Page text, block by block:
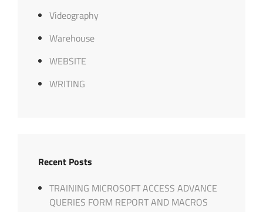
Videography
Warehouse
WEBSITE
WRITING
Recent Posts
TRAINING MICROSOFT ACCESS ADVANCE
QUERIES FORM REPORT AND MACROS